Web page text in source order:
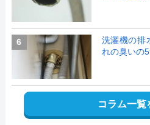
6
洗濯機の排
れの臭いの
コラム一覧